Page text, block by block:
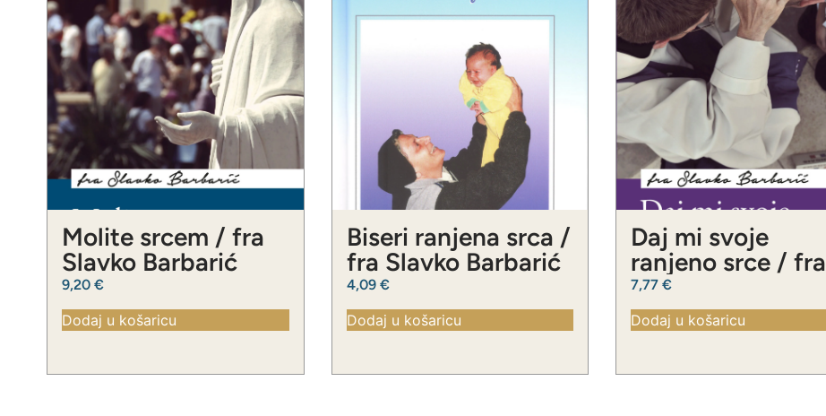
Molite srcem / fra
Slavko Barbarić
9,20 €
Dodaj u košaricu
Biseri ranjena srca /
fra Slavko Barbarić
4,09 €
Dodaj u košaricu
Daj mi svoje
ranjeno srce / fra
Slavko Barbarić
7,77 €
Dodaj u košaricu